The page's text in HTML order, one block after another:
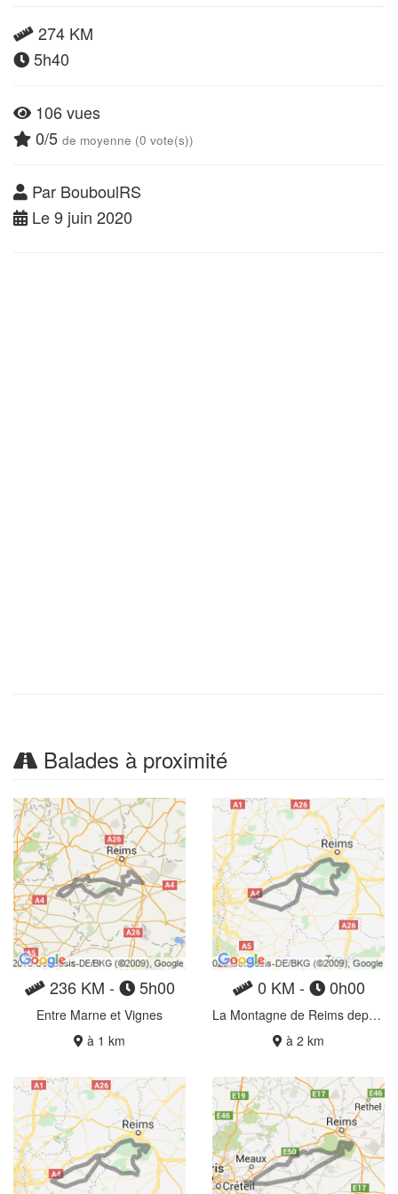
274 KM
5h40
106 vues
0/5 de moyenne (0 vote(s))
Par BouboulRS
Le 9 juin 2020
Balades à proximité
236 KM - 5h00
Entre Marne et Vignes
à 1 km
0 KM - 0h00
La Montagne de Reims depuis Crécy retour Grand Morin
à 2 km